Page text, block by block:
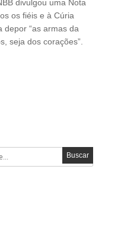
divulgou uma Nota
os fiéis e à Cúria
depor “as armas da
seja dos corações”.